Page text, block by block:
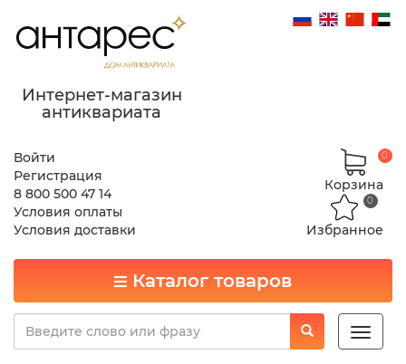
Интернет-магазин
антиквариата
Войти
Регистрация
8 800 500 47 14
Условия оплаты
Условия доставки
Корзина
0
Избранное
0
Каталог товаров
Toggle